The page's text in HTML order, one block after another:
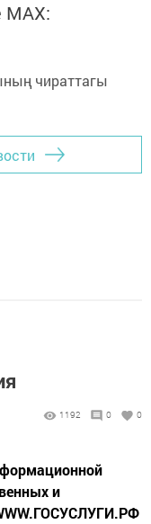
MАХ:
1192 0 0
и